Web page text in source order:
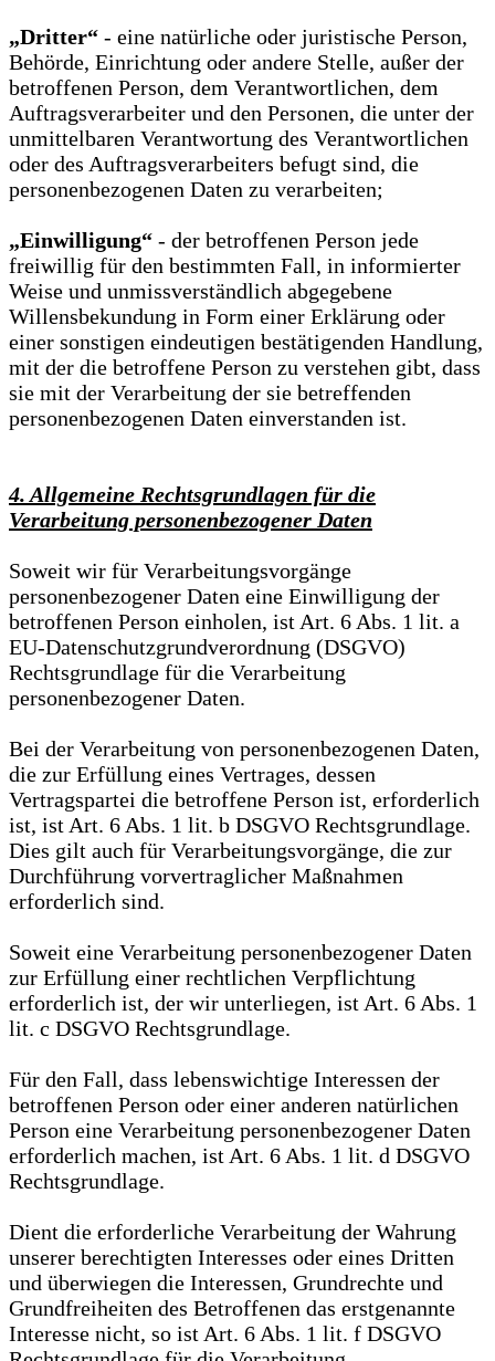
„Dritter“ - eine natürliche oder juristische Person,
Behörde, Einrichtung oder andere Stelle, außer der
betroffenen Person, dem Verantwortlichen, dem
Auftragsverarbeiter und den Personen, die unter der
unmittelbaren Verantwortung des Verantwortlichen
oder des Auftragsverarbeiters befugt sind, die
personenbezogenen Daten zu verarbeiten;
„Einwilligung“ - der betroffenen Person jede
freiwillig für den bestimmten Fall, in informierter
Weise und unmissverständlich abgegebene
Willensbekundung in Form einer Erklärung oder
einer sonstigen eindeutigen bestätigenden Handlung,
mit der die betroffene Person zu verstehen gibt, dass
sie mit der Verarbeitung der sie betreffenden
personenbezogenen Daten einverstanden ist.
4. Allgemeine Rechtsgrundlagen für die
Verarbeitung personenbezogener Daten
Soweit wir für Verarbeitungsvorgänge
personenbezogener Daten eine Einwilligung der
betroffenen Person einholen, ist Art. 6 Abs. 1 lit. a
EU-Datenschutzgrundverordnung (DSGVO)
Rechtsgrundlage für die Verarbeitung
personenbezogener Daten.
Bei der Verarbeitung von personenbezogenen Daten,
die zur Erfüllung eines Vertrages, dessen
Vertragspartei die betroffene Person ist, erforderlich
ist, ist Art. 6 Abs. 1 lit. b DSGVO Rechtsgrundlage.
Dies gilt auch für Verarbeitungsvorgänge, die zur
Durchführung vorvertraglicher Maßnahmen
erforderlich sind.
Soweit eine Verarbeitung personenbezogener Daten
zur Erfüllung einer rechtlichen Verpflichtung
erforderlich ist, der wir unterliegen, ist Art. 6 Abs. 1
lit. c DSGVO Rechtsgrundlage.
Für den Fall, dass lebenswichtige Interessen der
betroffenen Person oder einer anderen natürlichen
Person eine Verarbeitung personenbezogener Daten
erforderlich machen, ist Art. 6 Abs. 1 lit. d DSGVO
Rechtsgrundlage.
Dient die erforderliche Verarbeitung der Wahrung
unserer berechtigten Interesses oder eines Dritten
und überwiegen die Interessen, Grundrechte und
Grundfreiheiten des Betroffenen das erstgenannte
Interesse nicht, so ist Art. 6 Abs. 1 lit. f DSGVO